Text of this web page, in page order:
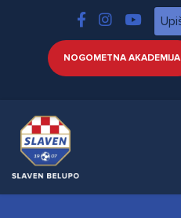
NOGOMETNA AKADEMIJA